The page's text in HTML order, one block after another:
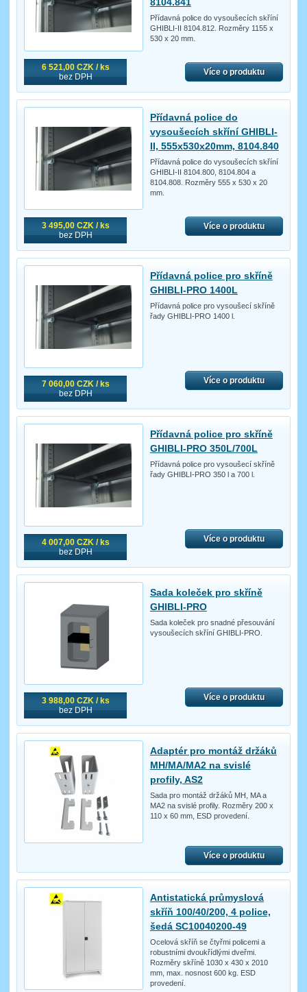
6 521,00 CZK / ks
bez DPH
Přídavná police do vysoušecích skříní
GHIBLI-II 8104.812. Rozměry 1155 x
530 x 20 mm.
Více o produktu
3 495,00 CZK / ks
bez DPH
Přídavná police do
vysoušecích skříní GHIBLI-
II, 555x530x20mm, 8104.840
Přídavná police do vysoušecích skříní
GHIBLI-II 8104.800, 8104.804 a
8104.808. Rozměry 555 x 530 x 20
mm.
Více o produktu
7 060,00 CZK / ks
bez DPH
Přídavná police pro skříně
GHIBLI-PRO 1400L
Přídavná police pro vysoušecí skříně
řady GHIBLI-PRO 1400 l.
Více o produktu
4 007,00 CZK / ks
bez DPH
Přídavná police pro skříně
GHIBLI-PRO 350L/700L
Přídavná police pro vysoušecí skříně
řady GHIBLI-PRO 350 l a 700 l.
Více o produktu
3 988,00 CZK / ks
bez DPH
Sada koleček pro skříně
GHIBLI-PRO
Sada koleček pro snadné přesouvání
vysoušecích skříní GHIBLI-PRO.
Více o produktu
Adaptér pro montáž držáků
MH/MA/MA2 na svislé
profily, AS2
Sada pro montáž držáků MH, MA a
MA2 na svislé profily. Rozměry 200 x
110 x 60 mm, ESD provedení.
Více o produktu
Antistatická průmyslová
skříň 100/40/200, 4 police,
šedá SC10040200-49
Ocelová skříň se čtyřmi policemi a
robustními dvoukřídlými dveřmi.
Rozměry skříně 1030 x 430 x 2010
mm, max. nosnost 600 kg. ESD
provedení.